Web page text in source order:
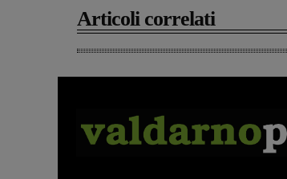
Articoli correlati